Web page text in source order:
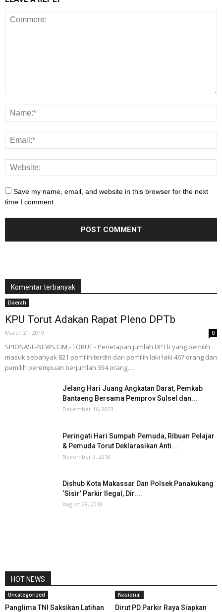
Save my name, email, and website in this browser for the next
time I comment.
Komentar terbanyak
Daerah
KPU Torut Adakan Rapat Pleno DPTb
March 21, 2019 0
SPIONASE-NEWS.CIM,- TORUT - Penetapan jumlah DPTb yang pemilih
masuk sebanyak 821 pemilih terdiri dari pemilih laki-laki 467 orang dan
pemilih perempuan berjumlah 354 orang,...
Jelang Hari Juang Angkatan Darat, Pemkab
Bantaeng Bersama Pemprov Sulsel dan...
December 16, 2023
Peringati Hari Sumpah Pemuda, Ribuan Pelajar
& Pemuda Torut Deklarasikan Anti...
November 9, 2018
Dishub Kota Makassar Dan Polsek Panakukang
‘Sisir’ Parkir Ilegal, Dir....
August 28, 2018
HOT NEWS
Uncategorized
Panglima TNI Saksikan Latihan
Nasional
Dirut PD.Parkir Raya Siapkan